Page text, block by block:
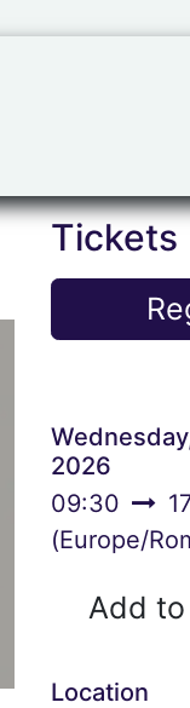
Tickets
2026
09:30
(Europe/
Add
Location